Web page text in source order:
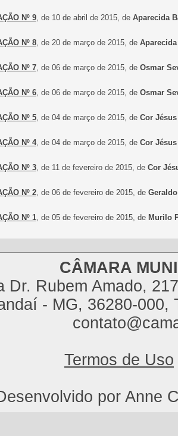
Nº 9, de 10 de abril de 2015, de Aparecida
Nº 8, de 20 de março de 2015, de Aparecida
Nº 7, de 06 de março de 2015, de Osmar
Nº 6, de 06 de março de 2015, de Osmar
Nº 5, de 04 de março de 2015, de Cor Jésus
Nº 4, de 04 de março de 2015, de Cor Jésus
Nº 3, de 11 de fevereiro de 2015, de Cor
Nº 2, de 06 de fevereiro de 2015, de
Nº 1, de 05 de fevereiro de 2015, de Murilo
CÂMARA
Dr. Rubem Amado,
- MG, 36280-000,
Termos de Uso
por Anne